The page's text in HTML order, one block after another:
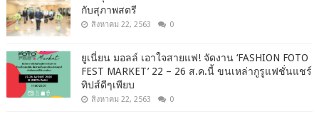
กับสุภาพสตรี
สิงหาคม 22, 2563 0
ยูเนี่ยน มอลล์ เอาใจสายแฟ! จัดงาน ‘FASHION FOTO
FEST MARKET’ 22 – 26 ส.ค.นี้ ขนเหล่ากูรูแฟชั่นแชร์
ทิปส์ดีๆเพียบ
สิงหาคม 22, 2563 0